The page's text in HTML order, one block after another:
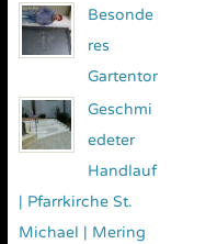
Besonde
res
Gartentor
Geschmi
edeter
Handlauf
| Pfarrkirche St.
Michael | Mering